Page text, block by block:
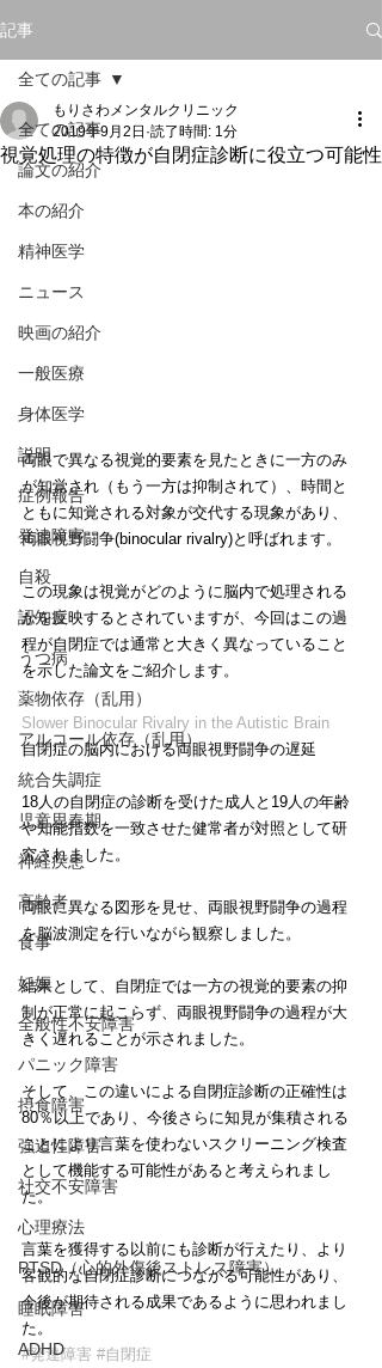
記事
全ての記事
論文の紹介
本の紹介
精神医学
ニュース
映画の紹介
一般医療
身体医学
説明
症例報告
発達障害
自殺
認知症
うつ病
薬物依存（乱用）
アルコール依存（乱用）
統合失調症
児童思春期
神経疾患
高齢者
食事
妊娠
全般性不安障害
パニック障害
摂食障害
強迫性障害
社交不安障害
心理療法
PTSD（心的外傷後ストレス障害）
睡眠障害
ADHD
全ての記事
視覚処理の特徴が自閉症診断に役立つ可能性
もりさわメンタルクリニック
2019年9月2日 読了時間: 1分
両眼で異なる視覚的要素を見たときに一方のみ
が知覚され（もう一方は抑制されて）、時間と
ともに知覚される対象が交代する現象があり、
両眼視野闘争(binocular rivalry)と呼ばれます。
この現象は視覚がどのように脳内で処理される
かを反映するとされていますが、今回はこの過
程が自閉症では通常と大きく異なっていること
を示した論文をご紹介します。
Slower Binocular Rivalry in the Autistic Brain
自閉症の脳内における両眼視野闘争の遅延
18人の自閉症の診断を受けた成人と19人の年齢
や知能指数を一致させた健常者が対照として研
究されました。
両眼に異なる図形を見せ、両眼視野闘争の過程
を脳波測定を行いながら観察しました。
結果として、自閉症では一方の視覚的要素の抑
制が正常に起こらず、両眼視野闘争の過程が大
きく遅れることが示されました。
そして、この違いによる自閉症診断の正確性は
80％以上であり、今後さらに知見が集積される
ことにより言葉を使わないスクリーニング検査
として機能する可能性があると考えられまし
た。
言葉を獲得する以前にも診断が行えたり、より
客観的な自閉症診断につながる可能性があり、
今後が期待される成果であるように思われまし
た。
#発達障害 #自閉症